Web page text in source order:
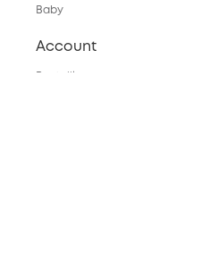
Baby
Account